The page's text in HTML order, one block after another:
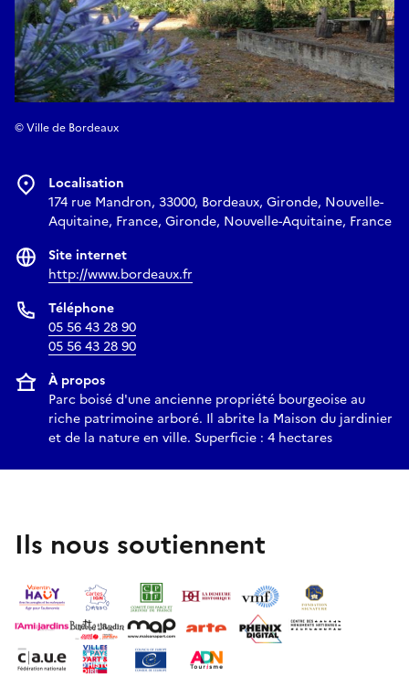
© Ville de Bordeaux
Localisation
174 rue Mandron, 33000, Bordeaux, Gironde, Nouvelle-
Aquitaine, France, Gironde, Nouvelle-Aquitaine, France
Site internet
http://www.bordeaux.fr
Téléphone
05 56 43 28 90
05 56 43 28 90
À propos
Parc boisé d'une ancienne propriété bourgeoise au
riche patrimoine arboré. Il abrite la Maison du jardinier
et de la nature en ville. Superficie : 4 hectares
Ils nous soutiennent